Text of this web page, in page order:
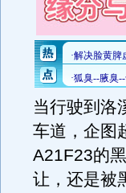
当行驶到洛
车道，企图
A21F23的
让，还是被